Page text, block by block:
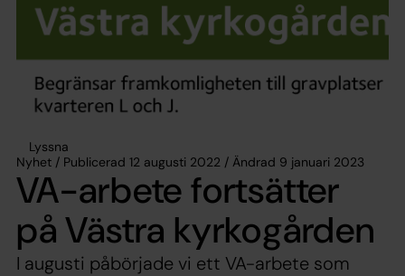
Lyssna
Nyhet / Publicerad 12 augusti 2022 / Ändrad 9 januari 2023
VA-arbete fortsätter
på Västra kyrkogården
I augusti påbörjade vi ett VA-arbete som